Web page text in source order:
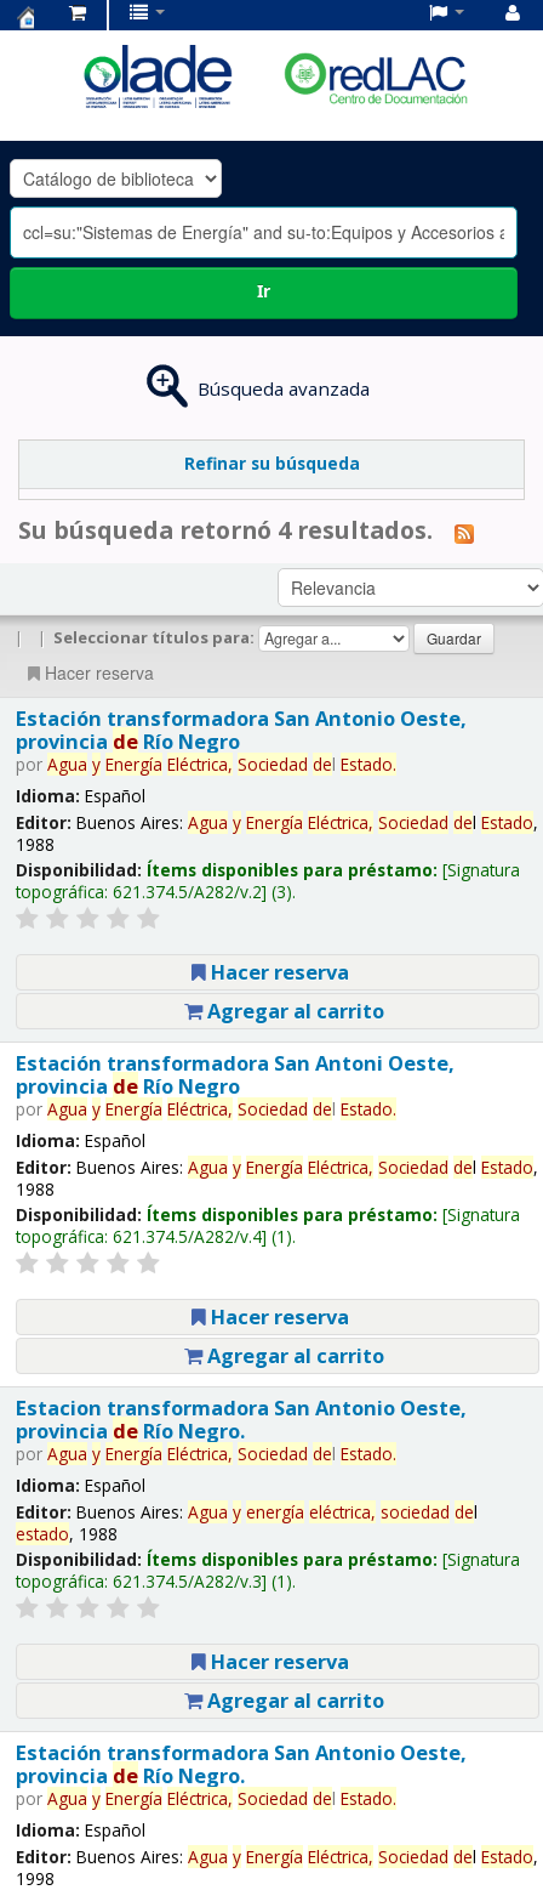
OLADE
-
Ir
Búsqueda avanzada
Refinar su búsqueda
Su búsqueda retornó 4 resultados.
| | Seleccionar títulos para:
Hacer reserva
Estación transformadora San Antonio Oeste,
provincia deRío Negro
por Agua y Energía Eléctrica, Sociedad del Estado.
Idioma: Español
Editor: Buenos Aires: Agua y Energía Eléctrica, Sociedad del Estado,
1988
Disponibilidad: Ítems disponibles para préstamo: Signatura
topográfica: 621.374.5/A282/v.2 (3).
Hacer reserva
Agregar al carrito
Estación transformadora San Antoni Oeste,
provincia deRío Negro
por Agua y Energía Eléctrica, Sociedad del Estado.
Idioma: Español
Editor: Buenos Aires: Agua y Energía Eléctrica, Sociedad del Estado,
1988
Disponibilidad: Ítems disponibles para préstamo: Signatura
topográfica: 621.374.5/A282/v.4 (1).
Hacer reserva
Agregar al carrito
Estacion transformadora San Antonio Oeste,
provincia deRío Negro.
por Agua y Energía Eléctrica, Sociedad del Estado.
Idioma: Español
Editor: Buenos Aires: Agua y energía eléctrica, sociedad del
estado, 1988
Disponibilidad: Ítems disponibles para préstamo: Signatura
topográfica: 621.374.5/A282/v.3 (1).
Hacer reserva
Agregar al carrito
Estación transformadora San Antonio Oeste,
provincia deRío Negro.
por Agua y Energía Eléctrica, Sociedad del Estado.
Idioma: Español
Editor: Buenos Aires: Agua y Energía Eléctrica, Sociedad del Estado,
1998